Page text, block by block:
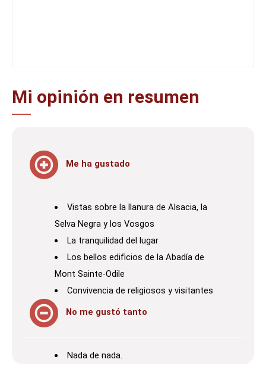
Mi opinión en resumen
Me ha gustado
Vistas sobre la llanura de Alsacia, la
Selva Negra y los Vosgos
La tranquilidad del lugar
Los bellos edificios de la Abadía de
Mont Sainte-Odile
Convivencia de religiosos y visitantes
No me gustó tanto
Nada de nada.